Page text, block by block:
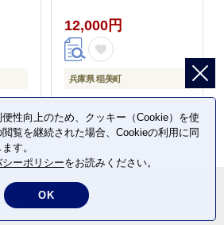
12,000円
兵庫県 稲美町
性向上のため、クッキー（Cookie）を使
覧を継続された場合、Cookieの利用に同
す。
ーポリシーをお読みください。
OK